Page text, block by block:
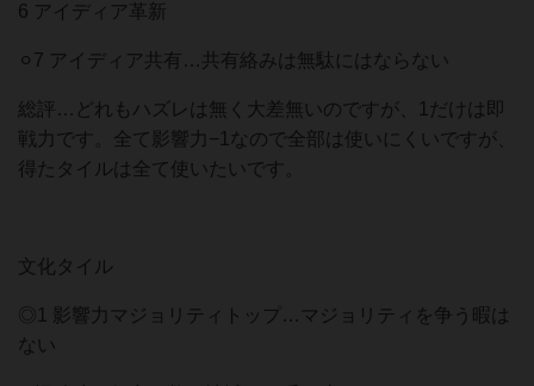
6 アイディア革新
⚪︎7 アイディア共有…共有絡みは無駄にはならない
総評…どれもハズレは無く大差無いのですが、1だけは即
戦力です。全て影響力−1なので全部は使いにくいですが、
得たタイルは全て使いたいです。
文化タイル
◎1 影響力マジョリティトップ…マジョリティを争う暇は
ない